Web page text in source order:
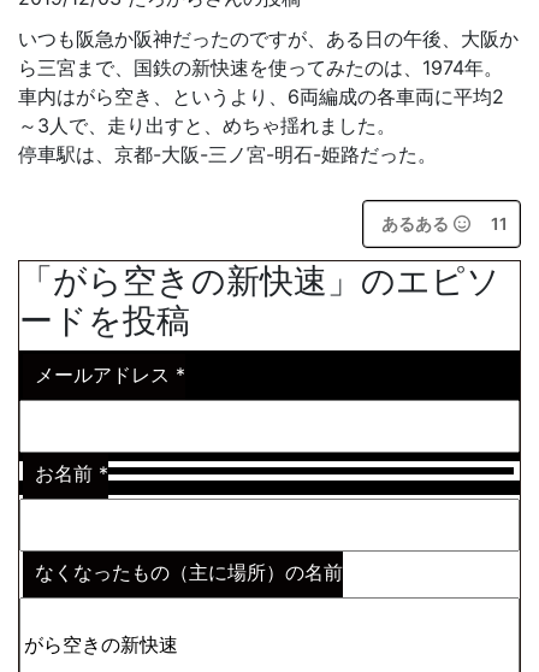
いつも阪急か阪神だったのですが、ある日の午後、大阪か
ら三宮まで、国鉄の新快速を使ってみたのは、1974年。
車内はがら空き、というより、6両編成の各車両に平均2
～3人で、走り出すと、めちゃ揺れました。
停車駅は、京都-大阪-三ノ宮-明石-姫路だった。
あるある 11
「がら空きの新快速」のエピソ
ードを投稿
メールアドレス *
お名前 *
なくなったもの（主に場所）の名前